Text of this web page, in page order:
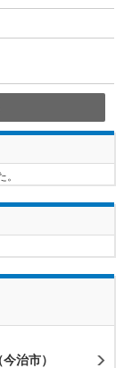
今治市）